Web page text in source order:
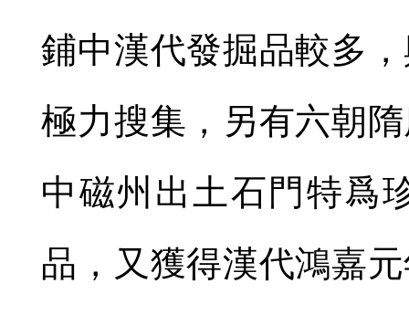
鋪中漢代發掘品較多
極力搜集，另有六朝
中磁州出土石門特爲
品，又獲得漢代鴻嘉